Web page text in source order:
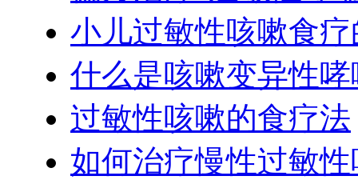
小儿过敏性咳嗽食
什么是咳嗽变异性
过敏性咳嗽的食疗法
如何治疗慢性过敏